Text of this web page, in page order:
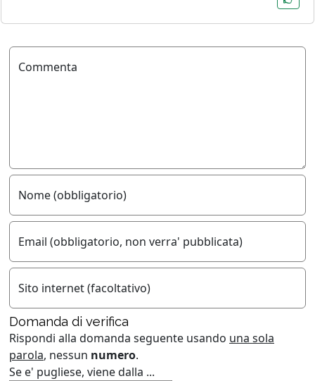
Commenta
Nome (obbligatorio)
Email (obbligatorio, non verra' pubblicata)
Sito internet (facoltativo)
Domanda di verifica
Rispondi alla domanda seguente usando una sola
parola, nessun numero.
Se e' pugliese, viene dalla ...